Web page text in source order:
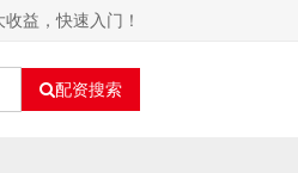
益，快速入门！
配资搜索